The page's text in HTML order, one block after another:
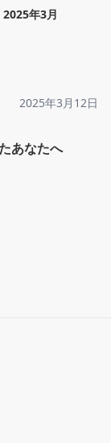
2025年3月
2025年3月12日
あなたへ